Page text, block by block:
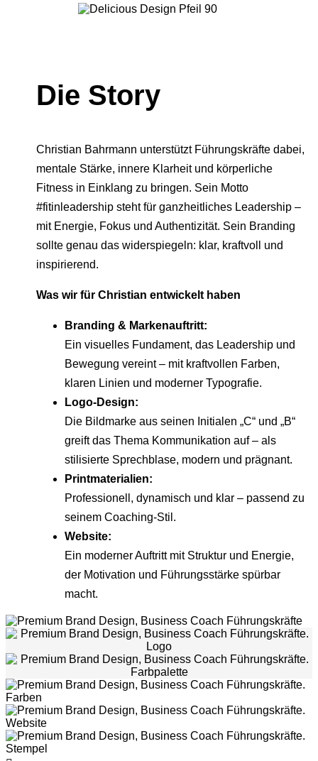
Die Story
Christian Bahrmann unterstützt Führungskräfte dabei,
mentale Stärke, innere Klarheit und körperliche
Fitness in Einklang zu bringen. Sein Motto
#fitinleadership steht für ganzheitliches Leadership –
mit Energie, Fokus und Authentizität. Sein Branding
sollte genau das widerspiegeln: klar, kraftvoll und
inspirierend.
Was wir für Christian entwickelt haben
Branding & Markenauftritt:
Ein visuelles Fundament, das Leadership und
Bewegung vereint – mit kraftvollen Farben,
klaren Linien und moderner Typografie.
Logo-Design:
Die Bildmarke aus seinen Initialen „C“ und „B“
greift das Thema Kommunikation auf – als
stilisierte Sprechblase, modern und prägnant.
Printmaterialien:
Professionell, dynamisch und klar – passend zu
seinem Coaching-Stil.
Website:
Ein moderner Auftritt mit Struktur und Energie,
der Motivation und Führungsstärke spürbar
macht.